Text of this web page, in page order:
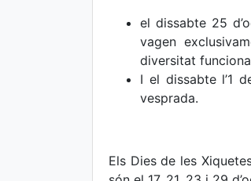
el dissabte 25
vagen
diversitat
I el dissabte l’1
vesprada.
Els Dies de les